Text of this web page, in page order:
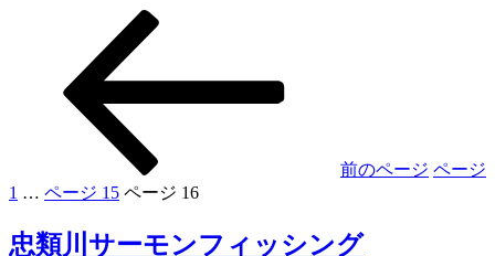
前のページ ページ
1 … ページ 15 ページ 16
忠類川サーモンフィッシング